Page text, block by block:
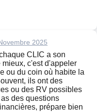
2025
CLIC a son
c'est d'appeler
ou du coin où habite la
ils ont des
ou des RV possibles
des questions
prépare bien